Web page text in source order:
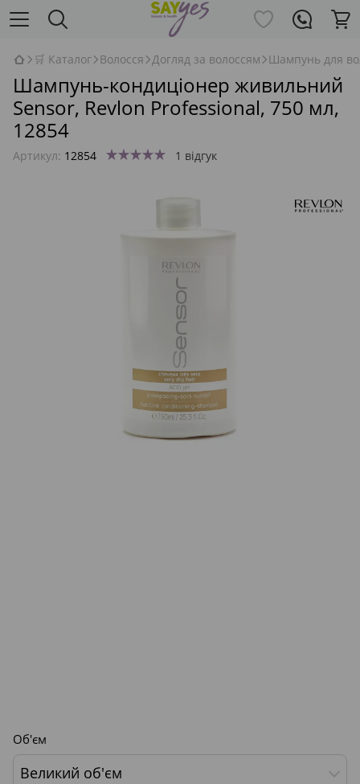
🛒 Каталог Волосся Догляд за волоссям Шампунь для
Шампунь-кондиціонер живильний
Sensor, Revlon Professional, 750 мл,
12854
Артикул: 12854 1 відгук
Об'єм
Великий об'єм